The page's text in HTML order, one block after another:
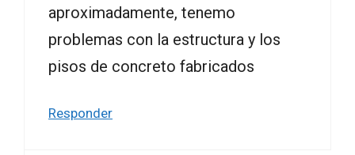
aproximadamente, tenemo
problemas con la estructura y los
pisos de concreto fabricados
Responder